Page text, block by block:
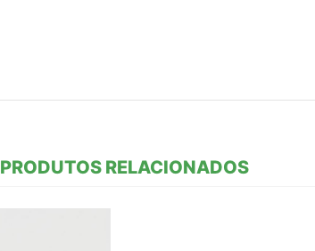
PRODUTOS RELACIONADOS